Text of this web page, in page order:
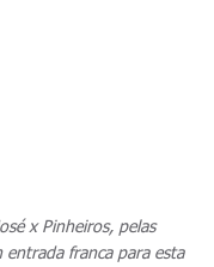
x Pinheiros, pelas
franca para esta